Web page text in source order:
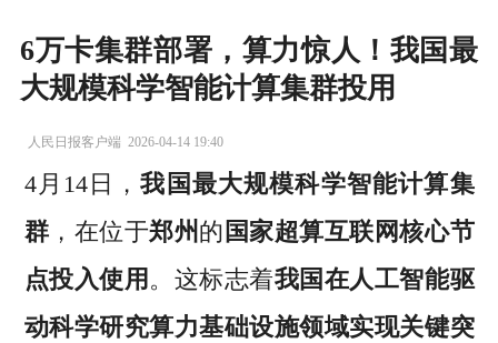
6万卡集群部署，算力惊人！我国最
大规模科学智能计算集群投用
人民日报客户端 2026-04-14 19:40
4月14日，我国最大规模科学智能计算集
群 ，在位于郑州 的 国家超算互联网核心节
点投入使用 。这标志着我国在人工智能驱
动科学研究算力基础设施领域实现关键突